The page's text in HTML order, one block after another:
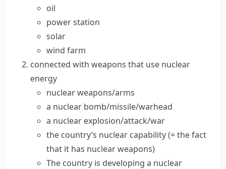
oil
power station
solar
wind farm
connected with weapons that use nuclear
energy
nuclear weapons/arms
a nuclear bomb/missile/warhead
a nuclear explosion/attack/war
the country’s nuclear capability(= the fact
that it has nuclear weapons)
The country is developing a nuclear